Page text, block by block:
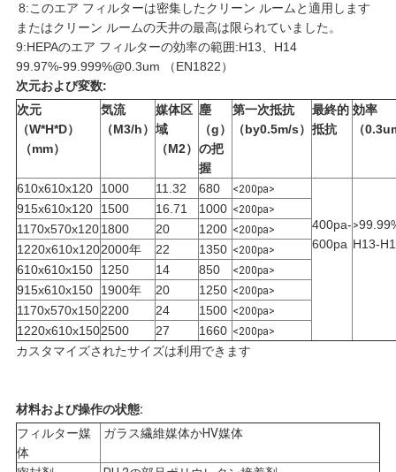
シ
ー
ポ
リ
シ
ー
8:このエア フィルターは密集したクリーン ルームと適用します
またはクリーン ルームの天井の最高は限られていました。
9:HEPAのエア フィルターの効率の範囲:H13、H14
99.97%-99.999%@0.3um （EN1822）
次元および変数:
次元
（W*H*D）
（mm）
気流
（M3/h）
媒体区
域
（M2）
塵
（g）
の把
握
第一次抵抗
（by0.5m/s）
最終的
抵抗
効率
（
610x610x120 1000 11.32 680 <200pa>
400pa-
600pa
>
H13-
915x610x120 1500 16.71 1000 <200pa>
1170x570x1201800 20 1200 <200pa>
1220x610x1202000年 22 1350 <200pa>
610x610x150 1250 14 850 <200pa>
915x610x150 1900年 20 1250 <200pa>
1170x570x1502200 24 1500 <200pa>
1220x610x1502500 27 1660 <200pa>
カスタマイズされたサイズは利用できます
材料および操作の状態:
フィルター媒
体
ガラス繊維媒体かHV媒体